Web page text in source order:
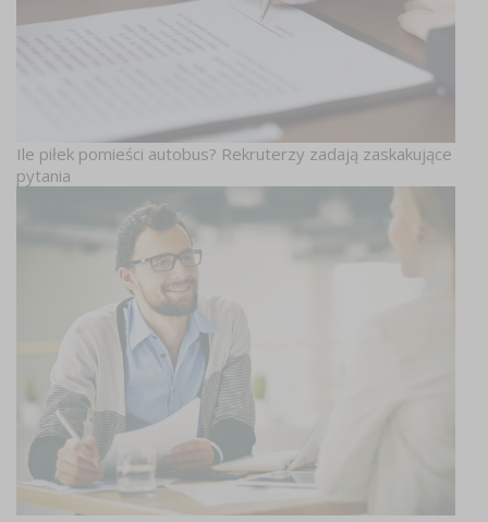
Ile piłek pomieści autobus? Rekruterzy zadają zaskakujące
pytania